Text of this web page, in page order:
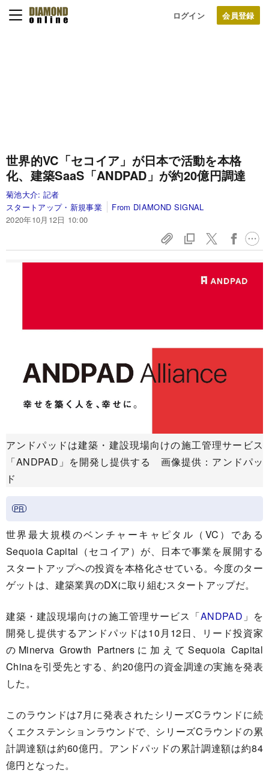
ログイン
世界的VC「セコイア」が日本で活動を本格
化、建築SaaS「ANDPAD」が約20億円調達
菊池大介: 記者
スタートアップ・新規事業
From DIAMOND SIGNAL
2020年10月12日 10:00
アンドパッドは建築・建設現場向けの施工管理サービス
「ANDPAD」を開発し提供する 画像提供：アンドパッ
ド
世界最大規模のベンチャーキャピタル（VC）である
Sequoia Capital（セコイア）が、日本で事業を展開する
スタートアップへの投資を本格化させている。今度のター
ゲットは、建築業異のDXに取り組むスタートアップだ。
建築・建設現場向けの施工管理サービス「ANDPAD 」を
開発し提供するアンドパッドは10月12日、リード投資家
のMinerva Growth Partnersに加えてSequoia Capital
Chinaを引受先とする、約20億円の資金調達の実施を発表
した。
このラウンドは7月に発表されたシリーズCラウンドに続
くエクステンションラウンドで、シリーズCラウンドの累
計調達額は約60億円。アンドパッドの累計調達額は約84
億円となった。